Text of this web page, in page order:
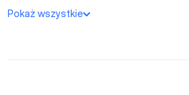
Pokaż wszystkie